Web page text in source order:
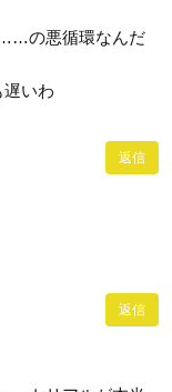
の悪循環なんだ
いわ
返信
返信